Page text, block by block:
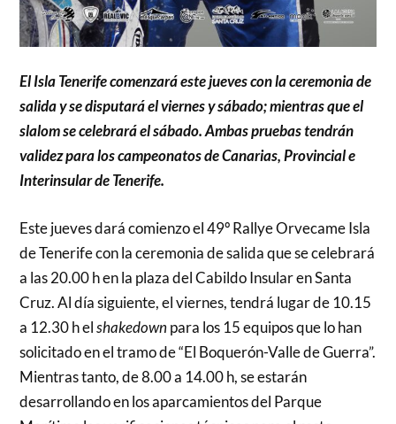
El Isla Tenerife comenzará este jueves con la ceremonia de
salida y se disputará el viernes y sábado; mientras que el
slalom se celebrará el sábado. Ambas pruebas tendrán
validez para los campeonatos de Canarias, Provincial e
Interinsular de Tenerife.
Este jueves dará comienzo el 49º Rallye Orvecame Isla
de Tenerife con la ceremonia de salida que se celebrará
a las 20.00 h en la plaza del Cabildo Insular en Santa
Cruz. Al día siguiente, el viernes, tendrá lugar de 10.15
a 12.30 h elshakedownpara los 15 equipos que lo han
solicitado en el tramo de “El Boquerón-Valle de Guerra”.
Mientras tanto, de 8.00 a 14.00 h, se estarán
desarrollando en los aparcamientos del Parque